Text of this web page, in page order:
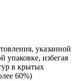
указанной
упаковке, избегая
в крытых
60%)